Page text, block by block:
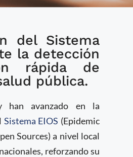
salud
del Sistema
la detección
rápida de
pública.
han avanzado en la
Sistema EIOS (Epidemic
Sources) a nivel local
reforzando su